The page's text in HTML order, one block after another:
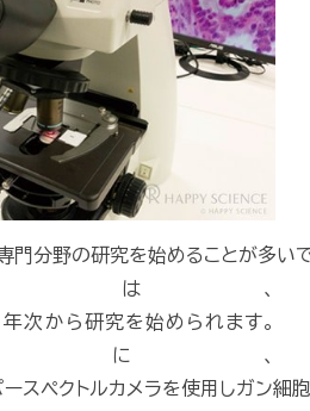
門分野の研究を始めることが多い
は、
次から研究を始められます。
に、
スペクトルカメラを使用しガン細